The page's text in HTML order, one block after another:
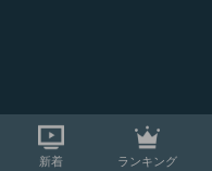
新着 ランキング